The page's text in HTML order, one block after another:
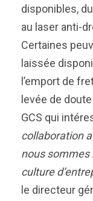
disponibles,
au laser anti-
Certaines
laissée
l’emport de
levée de
GCS qui
collaboration
nous sommes
culture
le directeur